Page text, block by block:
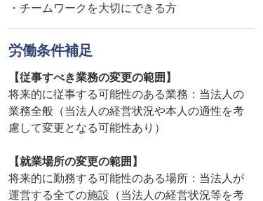
・チームワークを大切にできる方
労働条件補足
【従事すべき業務の変更の範囲】
将来的に従事する可能性のある業務：当法人の
業務全般（当法人の経営状況や本人の適性を考
慮して変更となる可能性あり）
【就業場所の変更の範囲】
将来的に勤務する可能性のある場所：当法人が
運営する全ての施設（当法人の経営状況等を考